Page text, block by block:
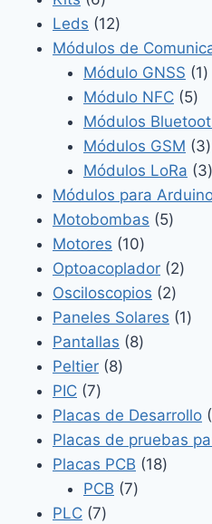
productos
Leds 1212
productos
Módulos de
Módulo GNSS 11
Módulo NFC 55
Módulos
Módulos GSM 33
Módulos LoRa 33
Módulos para
Motobombas 55
Motores 1010
productos
Optoacoplador 22
Osciloscopios 22
Paneles Solares 11
Pantallas 88
Peltier 88
PIC 77
productos
Placas de Desarrollo
Placas de pruebas
Placas PCB 1818
PCB 77
PLC 77